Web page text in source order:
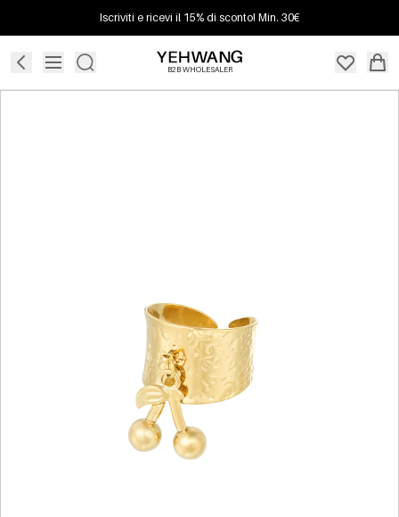
Iscriviti e ricevi il 15% di sconto! Min. 30€
B2B WHOLESALER